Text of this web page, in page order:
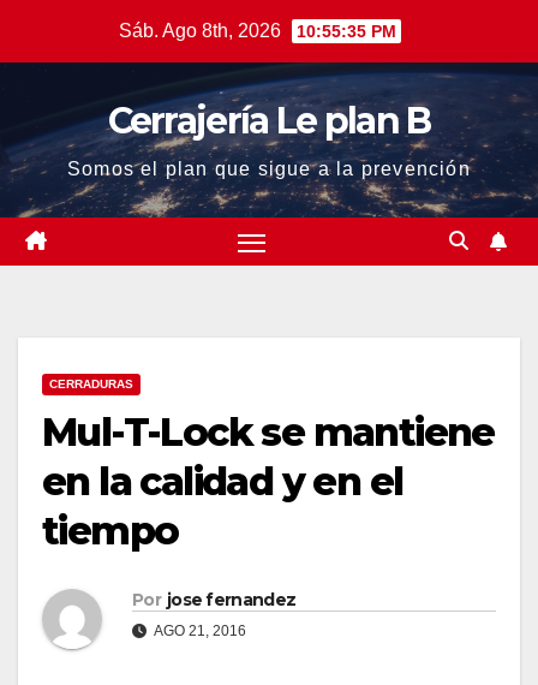
Sáb. Ago 8th, 2026 10:55:36 PM
Cerrajería Le plan B
Somos el plan que sigue a la prevención
CERRADURAS
Mul-T-Lock se mantiene
en la calidad y en el
tiempo
Por jose fernandez
AGO 21, 2016